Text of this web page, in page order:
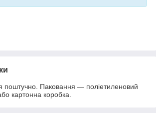
поштучно. Паковання — поліетиленовий
картонна коробка.